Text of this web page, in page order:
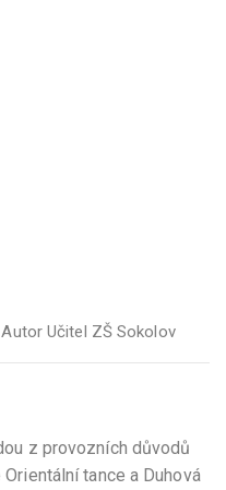
AutorUčitel ZŠ Sokolov
z provozních důvodů
tance a Duhová